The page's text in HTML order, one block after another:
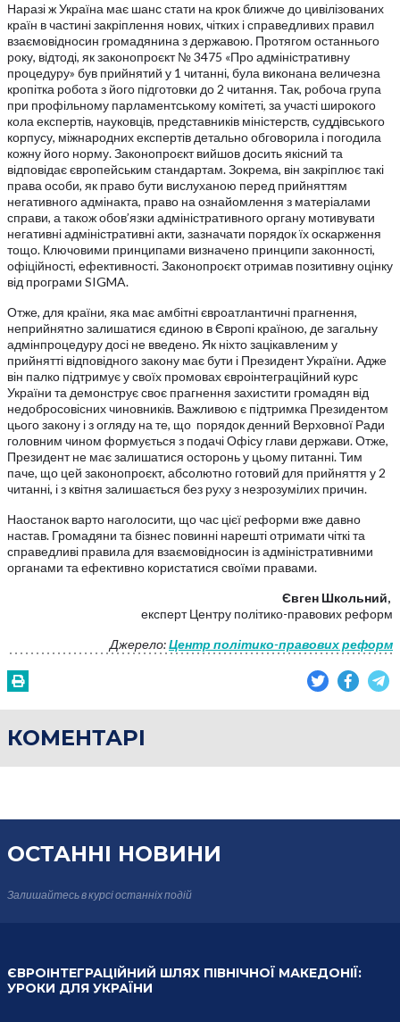
Наразі ж Україна має шанс стати на крок ближче до цивілізованих
країн в частині закріплення нових, чітких і справедливих правил
взаємовідносин громадянина з державою. Протягом останнього
року, відтоді, як законопроєкт № 3475 «Про адміністративну
процедуру» був прийнятий у 1 читанні, була виконана величезна
кропітка робота з його підготовки до 2 читання. Так, робоча група
при профільному парламентському комітеті, за участі широкого
кола експертів, науковців, представників міністерств, суддівського
корпусу, міжнародних експертів детально обговорила і погодила
кожну його норму. Законопроєкт вийшов досить якісний та
відповідає європейським стандартам. Зокрема, він закріплює такі
права особи, як право бути вислуханою перед прийняттям
негативного адмінакта, право на ознайомлення з матеріалами
справи, а також обов’язки адміністративного органу мотивувати
негативні адміністративні акти, зазначати порядок їх оскарження
тощо. Ключовими принципами визначено принципи законності,
офіційності, ефективності. Законопроєкт отримав позитивну оцінку
від програми SIGMA.
Отже, для країни, яка має амбітні євроатлантичні прагнення,
неприйнятно залишатися єдиною в Європі країною, де загальну
адмінпроцедуру досі не введено. Як ніхто зацікавленим у
прийнятті відповідного закону має бути і Президент України. Адже
він палко підтримує у своїх промовах євроінтеграційний курс
України та демонструє своє прагнення захистити громадян від
недобросовісних чиновників. Важливою є підтримка Президентом
цього закону і з огляду на те, що порядок денний Верховної Ради
головним чином формується з подачі Офісу глави держави. Отже,
Президент не має залишатися осторонь у цьому питанні. Тим
паче, що цей законопроєкт, абсолютно готовий для прийняття у 2
читанні, і з квітня залишається без руху з незрозумілих причин.
Наостанок варто наголосити, що час цієї реформи вже давно
настав. Громадяни та бізнес повинні нарешті отримати чіткі та
справедливі правила для взаємовідносин із адміністративними
органами та ефективно користатися своїми правами.
Євген Школьний,
експерт Центру політико-правових реформ
Джерело:Центр політико-правових реформ
КОМЕНТАРІ
ОСТАННІ НОВИНИ
Залишайтесь в курсіостанніх подій
ЄВРОІНТЕГРАЦІЙНИЙ ШЛЯХ ПІВНІЧНОЇ МАКЕДОНІЇ:
УРОКИ ДЛЯ УКРАЇНИ